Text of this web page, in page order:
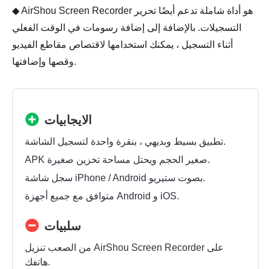
◆ AirShou Screen Recorder هو أداة شاملة تدعم أيضًا تحرير
التسجيلات. بالإضافة إلى إضافة رسومات في الوقت الفعلي
أثناء التسجيل ، يمكنك استخدامها لاقتصاص مقاطع الفيديو
وقصها وإضافتها.
الايجابيات
تطبيق بسيط وبديهي ، بنقرة واحدة لتسجيل الشاشة.
APK صغير الحجم ويحتل مساحة تخزين صغيرة.
سجل شاشة iPhone / Android بصوت ستيريو.
متوافق مع جميع أجهزة Android و iOS.
سلبيات
من الصعب تنزيل AirShou Screen Recorder على
هاتفك.